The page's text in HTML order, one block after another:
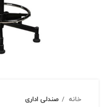
خانه صندلی اداری